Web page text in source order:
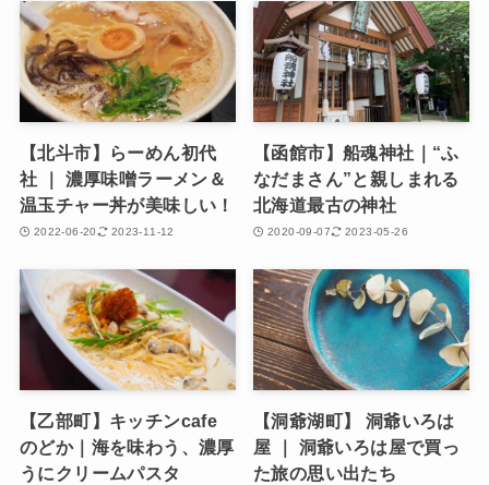
【北斗市】らーめん初代
社 ｜ 濃厚味噌ラーメン＆
温玉チャー丼が美味しい！
2022-06-20 2023-11-12
【函館市】船魂神社｜“ふ
なだまさん”と親しまれる
北海道最古の神社
2020-09-07 2023-05-26
【乙部町】キッチンcafe
のどか｜海を味わう、濃厚
うにクリームパスタ
【洞爺湖町】 洞爺いろは
屋 ｜ 洞爺いろは屋で買っ
た旅の思い出たち